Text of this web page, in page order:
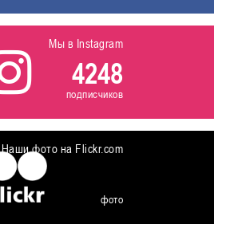
Мы в Instagram
4248
подписчиков
Наши фото на Flickr.com
фото